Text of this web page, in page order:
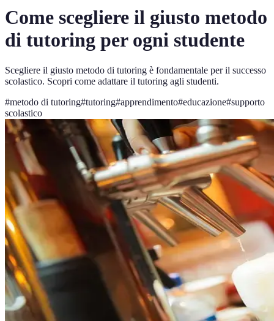
Come scegliere il giusto metodo
di tutoring per ogni studente
Scegliere il giusto metodo di tutoring è fondamentale per il successo
scolastico. Scopri come adattare il tutoring agli studenti.
#metodo di tutoring#tutoring#apprendimento#educazione#supporto
scolastico